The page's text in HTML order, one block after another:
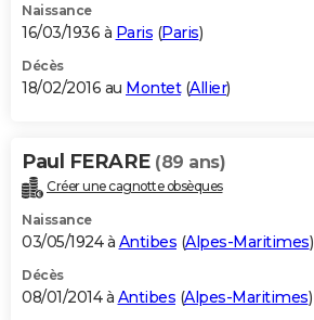
Naissance
16/03/1936 à Paris (Paris)
Décès
18/02/2016 au Montet(Allier)
Paul FERARE (89 ans)
Créer une cagnotte obsèques
Naissance
03/05/1924 à Antibes (Alpes-Maritimes)
Décès
08/01/2014 à Antibes (Alpes-Maritimes)